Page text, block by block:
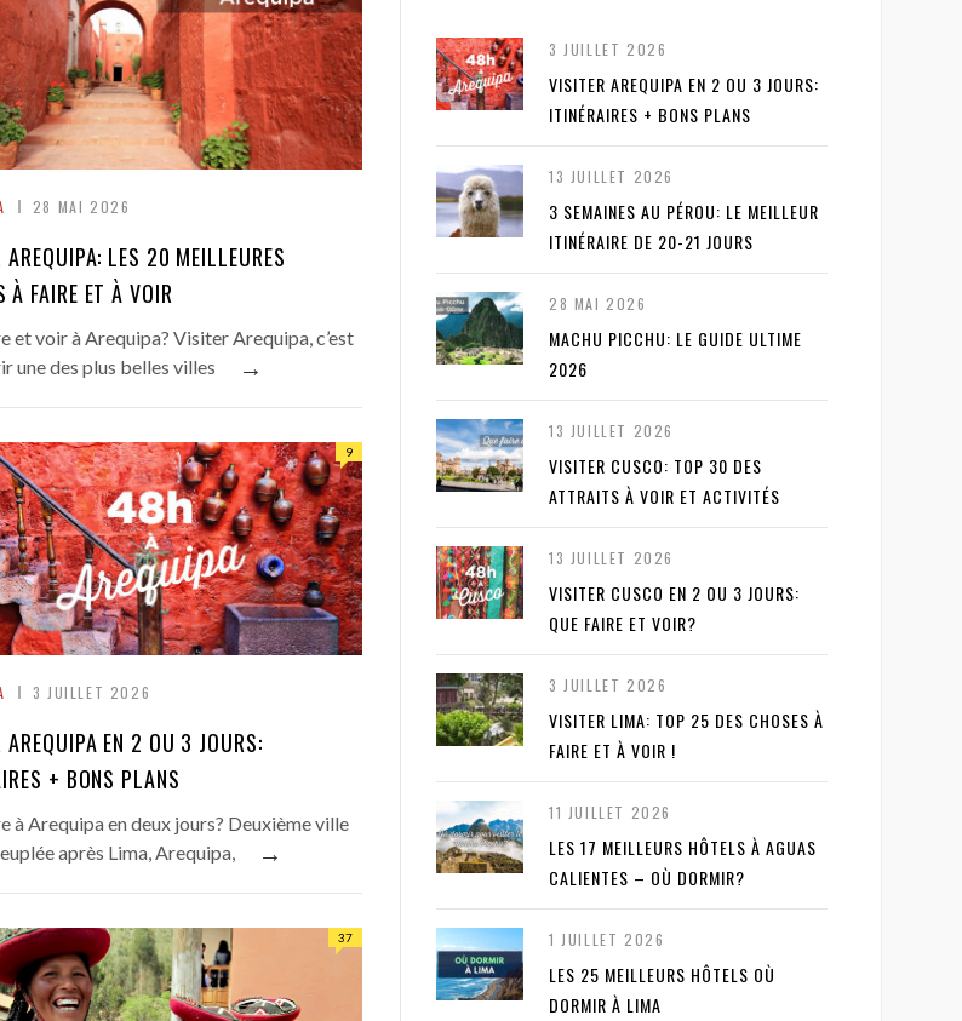
28 MAI 2026
AREQUIPA: LES 20 MEILLEURES
À FAIRE ET À VOIR
et voir à Arequipa? Visiter Arequipa, c’est
une des plus belles villes
→
3 JUILLET 2026
9
AREQUIPA EN 2 OU 3 JOURS:
+ BONS PLANS
à Arequipa en deux jours? Deuxième ville
après Lima, Arequipa,
→
37
3 JUILLET 2026
VISITER AREQUIPA EN 2 OU 3 JOURS:
ITINÉRAIRES + BONS PLANS
13 JUILLET 2026
3 SEMAINES AU PÉROU: LE MEILLEUR
ITINÉRAIRE DE 20-21 JOURS
28 MAI 2026
MACHU PICCHU: LE GUIDE ULTIME
2026
13 JUILLET 2026
VISITER CUSCO: TOP 30 DES
ATTRAITS À VOIR ET ACTIVITÉS
13 JUILLET 2026
VISITER CUSCO EN 2 OU 3 JOURS:
QUE FAIRE ET VOIR?
3 JUILLET 2026
VISITER LIMA: TOP 25 DES CHOSES À
FAIRE ET À VOIR !
11 JUILLET 2026
LES 17 MEILLEURS HÔTELS À AGUAS
CALIENTES – OÙ DORMIR?
1 JUILLET 2026
LES 25 MEILLEURS HÔTELS OÙ
DORMIR À LIMA